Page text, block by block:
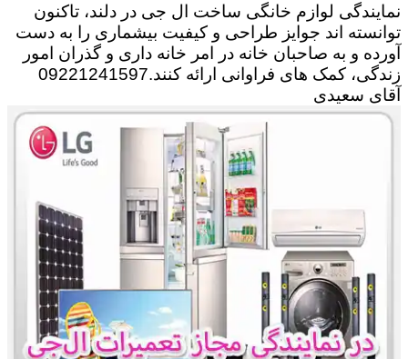
نمایندگی لوازم خانگی ساخت ال جی در دلند، تاکنون
توانسته اند جوایز طراحی و کیفیت بیشماری را به دست
آورده و به صاحبان خانه در امر خانه داری و گذران امور
زندگی، کمک های فراوانی ارائه کنند.09221241597
آقای سعیدی